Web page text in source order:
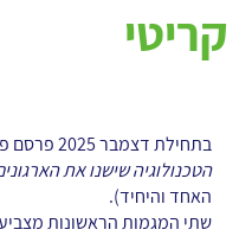
קריטי
בתחילת דצמבר 2025 פרסם פורבס את רשימת
הטכנולוגיה שישנו את הארגונים
האחד והיחיד).
שתי המגמות הראשונות